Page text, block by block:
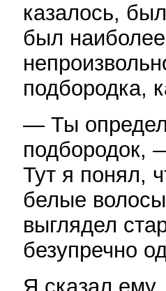
казалось,
был
подбородка,
— Ты
подбородок,
Тут я понял,
белые
выглядел
безупречно